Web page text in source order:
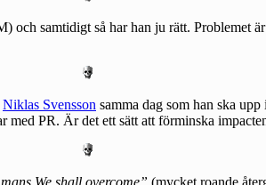
) och samtidigt så har han ju rätt. Problemet
Niklas Svensson samma dag som han ska
PR. Är det ett sätt att förminska